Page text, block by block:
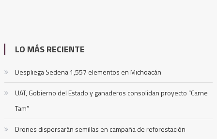
LO MÁS RECIENTE
Despliega Sedena 1,557 elementos en Michoacán
UAT, Gobierno del Estado y ganaderos consolidan proyecto “Carne
Tam”
Drones dispersarán semillas en campaña de reforestación